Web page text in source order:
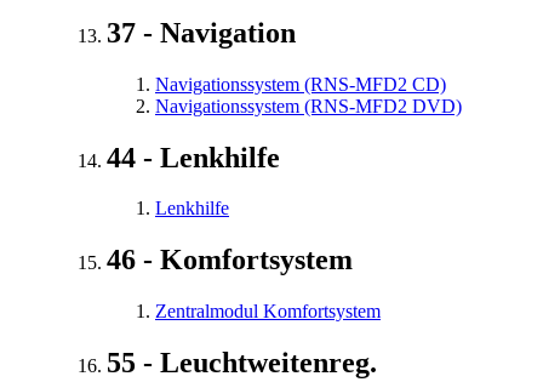
37 - Navigation
Navigationssystem (RNS-MFD2 CD)
Navigationssystem (RNS-MFD2 DVD)
44 - Lenkhilfe
Lenkhilfe
46 - Komfortsystem
Zentralmodul Komfortsystem
55 - Leuchtweitenreg.